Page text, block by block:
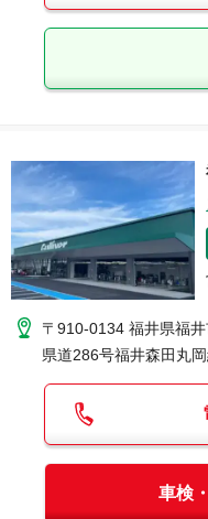
〒910-0134 福井県福
県道286号福井森田丸
車検